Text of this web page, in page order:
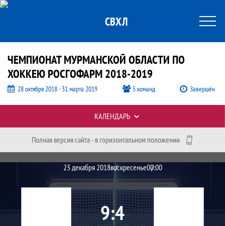
СВХЛ
ЧЕМПИОНАТ МУРМАНСКОЙ ОБЛАСТИ ПО
ХОККЕЮ РОСГОФАРМ 2018-2019
28 октября 2018 - 31 марта 2019 5 команд Завершён
Полная версия сайта - в горизонтальном положении
Протокол и события матча ХК
Матч
23 декабря 2018воскресенье00:00
94
КАЛЕНДАРЬ
Таблицы турнира